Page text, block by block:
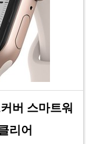
버 스마트워
리어